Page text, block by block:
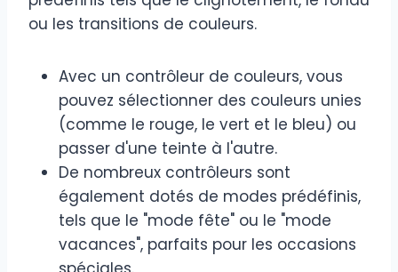
ou les transitions de couleurs.
Avec un contrôleur de couleurs, vous
pouvez sélectionner des couleurs unies
(comme le rouge, le vert et le bleu) ou
passer d'une teinte à l'autre.
De nombreux contrôleurs sont
également dotés de modes prédéfinis,
tels que le "mode fête" ou le "mode
vacances", parfaits pour les occasions